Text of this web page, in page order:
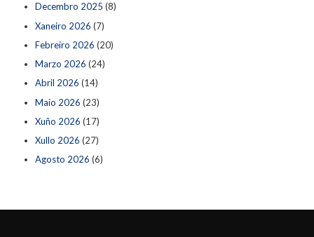
Decembro 2025 (8)
Xaneiro 2026 (7)
Febreiro 2026 (20)
Marzo 2026 (24)
Abril 2026 (14)
Maio 2026 (23)
Xuño 2026 (17)
Xullo 2026 (27)
Agosto 2026 (6)